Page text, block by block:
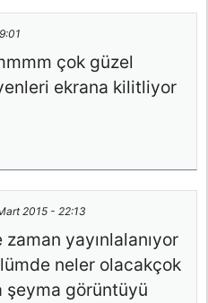
çok güzel
ekrana kilitliyor
2015 - 22:13
yayınlalanıyor
neler olacakçok
şeyma görüntüyü